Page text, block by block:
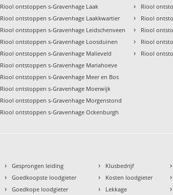
Riool ontstoppen s-Gravenhage Laak
Riool ontstoppen s-Gravenhage Laakkwartier
Riool ontstoppen s-Gravenhage Leidschenveen
Riool ontstoppen s-Gravenhage Loosduinen
Riool ontstoppen s-Gravenhage Malieveld
Riool ontstoppen s-Gravenhage Mariahoeve
Riool ontstoppen s-Gravenhage Meer en Bos
Riool ontstoppen s-Gravenhage Moerwijk
Riool ontstoppen s-Gravenhage Morgenstond
Riool ontstoppen s-Gravenhage Ockenburgh
› Riool
› Riool
› Riool
› Riool
› Riool
› Gesprongen leiding
› Goedkoopste loodgieter
› Goedkope loodgieter
› Klusbedrijf
› Kosten loodgieter
› Lekkage
›
›
›